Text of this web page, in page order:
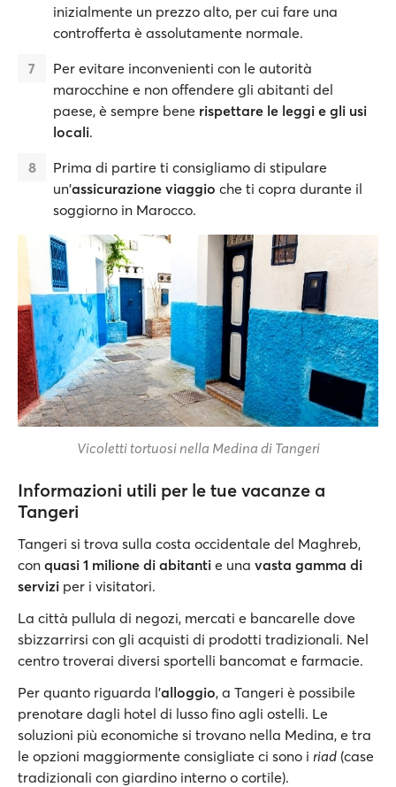
inizialmente un prezzo alto, per cui fare una
controfferta è assolutamente normale.
Per evitare inconvenienti con le autorità
marocchine e non offendere gli abitanti del
paese, è sempre bene rispettare le leggi e gli usi
locali.
Prima di partire ti consigliamo di stipulare
un'assicurazione viaggio che ti copra durante il
soggiorno in Marocco.
Vicoletti tortuosi nella Medina di Tangeri
Informazioni utili per le tue vacanze a
Tangeri
Tangeri si trova sulla costa occidentale del Maghreb,
con quasi 1 milione di abitanti e una vasta gamma di
servizi per i visitatori.
La città pullula di negozi, mercati e bancarelle dove
sbizzarrirsi con gli acquisti di prodotti tradizionali. Nel
centro troverai diversi sportelli bancomat e farmacie.
Per quanto riguarda l'alloggio, a Tangeri è possibile
prenotare dagli hotel di lusso fino agli ostelli. Le
soluzioni più economiche si trovano nella Medina, e tra
le opzioni maggiormente consigliate ci sono i riad (case
tradizionali con giardino interno o cortile).